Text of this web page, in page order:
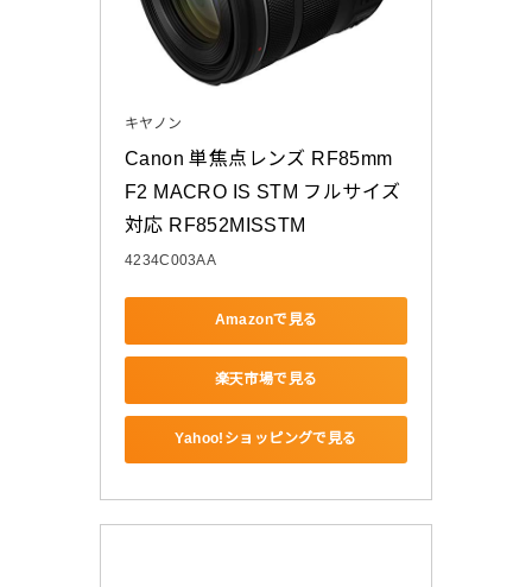
キヤノン
Canon 単焦点レンズ RF85mm
F2 MACRO IS STM フルサイズ
対応 RF852MISSTM
4234C003AA
Amazonで見る
楽天市場で見る
Yahoo!ショッピングで見る